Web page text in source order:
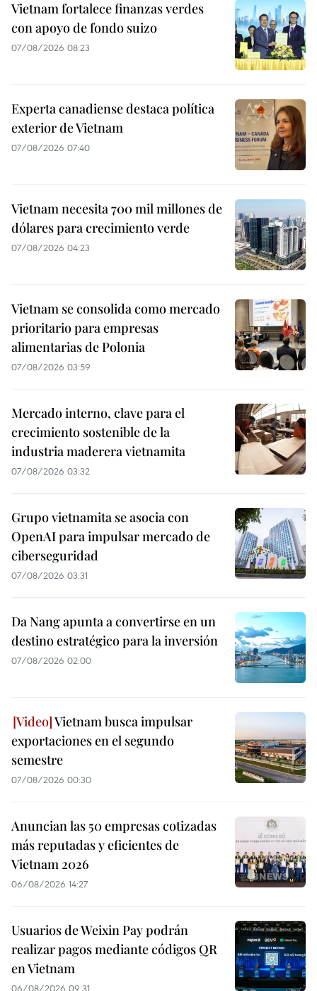
Vietnam fortalece finanzas verdes
con apoyo de fondo suizo
07/08/2026 08:23
Experta canadiense destaca política
exterior de Vietnam
07/08/2026 07:40
Vietnam necesita 700 mil millones de
dólares para crecimiento verde
07/08/2026 04:23
Vietnam se consolida como mercado
prioritario para empresas
alimentarias de Polonia
07/08/2026 03:59
Mercado interno, clave para el
crecimiento sostenible de la
industria maderera vietnamita
07/08/2026 03:32
Grupo vietnamita se asocia con
OpenAI para impulsar mercado de
ciberseguridad
07/08/2026 03:31
Da Nang apunta a convertirse en un
destino estratégico para la inversión
07/08/2026 02:00
Vietnam busca impulsar
exportaciones en el segundo
semestre
07/08/2026 00:30
Anuncian las 50 empresas cotizadas
más reputadas y eficientes de
Vietnam 2026
06/08/2026 14:27
Usuarios de Weixin Pay podrán
realizar pagos mediante códigos QR
en Vietnam
06/08/2026 09:31